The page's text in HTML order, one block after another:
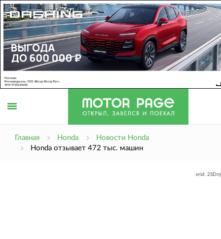
Главная Honda
Новости Honda
Honda отзывает 472 тыс. машин
erid: